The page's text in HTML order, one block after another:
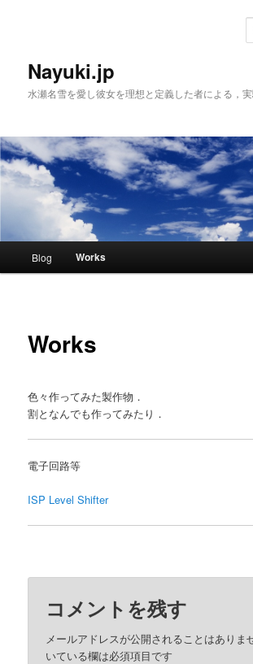
Nayuki.jp
水瀬名雪を愛し彼女を理想と定義した者による，
メインコンテンツへ移動
サブコンテンツへ移動
Blog Works
Works
色々作ってみた製作物．
割となんでも作ってみたり．
電子回路等
ISP Level Shifter
コメントを残す
メールアドレスが公開されることはありま
いている欄は必須項目です